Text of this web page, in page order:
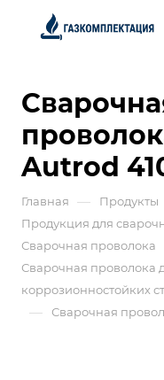
Autrod
Главная — Продукты
Продукция для
Сварочная проволока
Сварочная проволока
коррозионностойких
— Сварочная